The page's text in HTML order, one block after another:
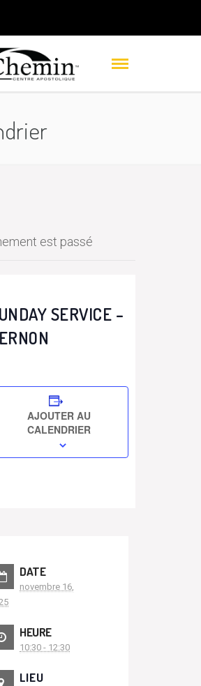
est passé
SERVICE –
AJOUTER AU
CALENDRIER
DATE
novembre 16,
HEURE
10:30 - 12:30
LIEU